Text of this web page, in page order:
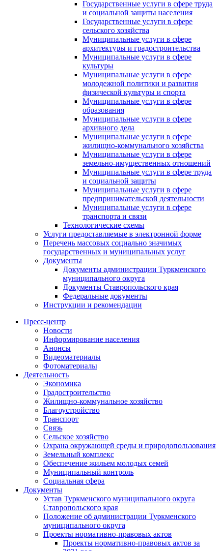
Государственные услуги в сфере труда
и социальной защиты населения
Государственные услуги в сфере
сельского хозяйства
Муниципальные услуги в сфере
архитектуры и градостроительства
Муниципальные услуги в сфере
культуры
Муниципальные услуги в сфере
молодежной политики и развития
физической культуры и спорта
Муниципальные услуги в сфере
образования
Муниципальные услуги в сфере
архивного дела
Муниципальные услуги в сфере
жилищно-коммунального хозяйства
Муниципальные услуги в сфере
земельно-имущественных отношений
Муниципальные услуги в сфере труда
и социальной защиты
Муниципальные услуги в сфере
предпринимательской деятельности
Муниципальные услуги в сфере
транспорта и связи
Технологические схемы
Услуги предоставляемые в электронной форме
Перечень массовых социально значимых
государственных и муниципальных услуг
Документы
Документы администрации Туркменского
муниципального округа
Документы Ставропольского края
Федеральные документы
Инструкции и рекомендации
Пресс-центр
Новости
Информирование населения
Анонсы
Видеоматериалы
Фотоматериалы
Деятельность
Экономика
Градостроительство
Жилищно-коммунальное хозяйство
Благоустройство
Транспорт
Связь
Сельское хозяйство
Охрана окружающей среды и природопользования
Земельный комплекс
Обеспечение жильем молодых семей
Муниципальный контроль
Социальная сфера
Документы
Устав Туркменского муниципального округа
Ставропольского края
Положение об администрации Туркменского
муниципального округа
Проекты нормативно-правовых актов
Проекты нормативно-правовых актов за